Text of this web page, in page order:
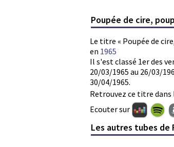
Poupée de cire,
Le titre « Poupée de
en 1965
Il s'est classé 1er des
20/03/1965 au 26/03/
30/04/1965.
Retrouvez ce titre
Ecouter sur
Les autres tubes de